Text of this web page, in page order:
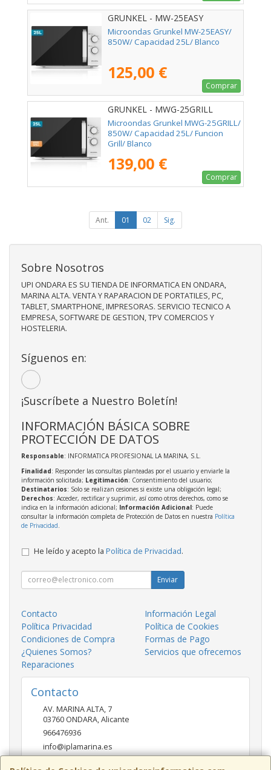
GRUNKEL - MW-25EASY
Microondas Grunkel MW-25EASY/
850W/ Capacidad 25L/ Blanco
125,00 €
Comprar
GRUNKEL - MWG-25GRILL
Microondas Grunkel MWG-25GRILL/
850W/ Capacidad 25L/ Funcion
Grill/ Blanco
139,00 €
Comprar
Ant. 01 02 Sig.
Sobre Nosotros
UPI ONDARA ES SU TIENDA DE INFORMATICA EN ONDARA,
MARINA ALTA. VENTA Y RAPARACION DE PORTATILES, PC,
TABLET, SMARTPHONE, IMPRESORAS. SERVICIO TECNICO A
EMPRESA, SOFTWARE DE GESTION, TPV COMERCIOS Y
HOSTELERIA.
Síguenos en:
¡Suscríbete a Nuestro Boletín!
INFORMACIÓN BÁSICA SOBRE
PROTECCIÓN DE DATOS
Responsable: INFORMATICA PROFESIONAL LA MARINA, S.L.
Finalidad: Responder las consultas planteadas por el usuario y enviarle la
información solicitada; Legitimación: Consentimiento del usuario;
Destinatarios: Solo se realizan cesiones si existe una obligación legal;
Derechos: Acceder, rectificar y suprimir, así como otros derechos, como se
indica en la información adicional; Información Adicional: Puede
consultar la información completa de Protección de Datos en nuestra Política
de Privacidad.
He leído y acepto la Política de Privacidad.
Enviar
Contacto
Información Legal
Política Privacidad
Política de Cookies
Condiciones de Compra
Formas de Pago
¿Quienes Somos?
Servicios que ofrecemos
Reparaciones
Contacto
AV. MARINA ALTA, 7
03760 ONDARA,Alicante
966476936
info@iplamarina.es